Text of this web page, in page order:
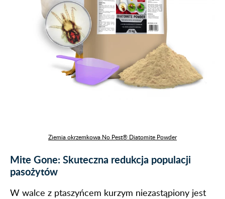
Ziemia okrzemkowa No Pest® Diatomite Powder
Mite Gone: Skuteczna redukcja populacji
pasożytów
W walce z ptaszyńcem kurzym niezastąpiony jest